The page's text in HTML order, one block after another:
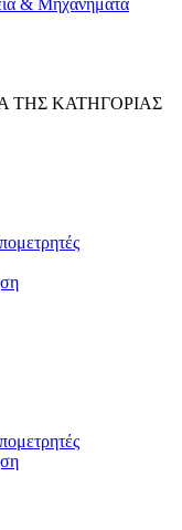
& Μηχανήματα
ΤΗΣ ΚΑΤΗΓΟΡΙΑΣ